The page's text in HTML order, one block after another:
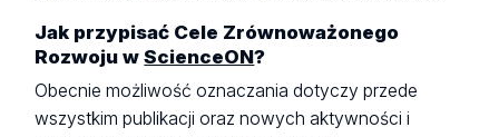
Jak przypisać Cele Zrównoważonego
Rozwoju wScienceON?
Obecnie możliwość oznaczania dotyczy przede
wszystkim publikacji oraz nowych aktywności i